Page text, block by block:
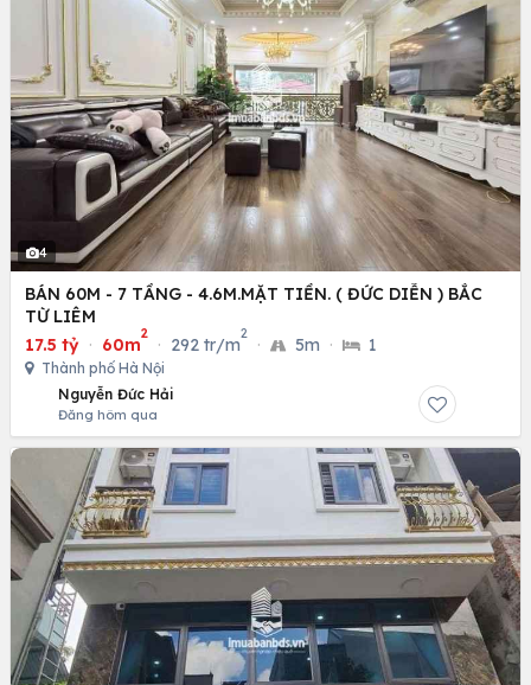
4
BÁN 60M - 7 TẦNG - 4.6M.MẶT TIỀN. ( ĐỨC DIỄN ) BẮC
TỪ LIÊM
17.5 tỷ · 60m
2
· 292 tr/m
2
· 5m · 1
Thành phố Hà Nội
Nguyễn Đức Hải
Đăng hôm qua